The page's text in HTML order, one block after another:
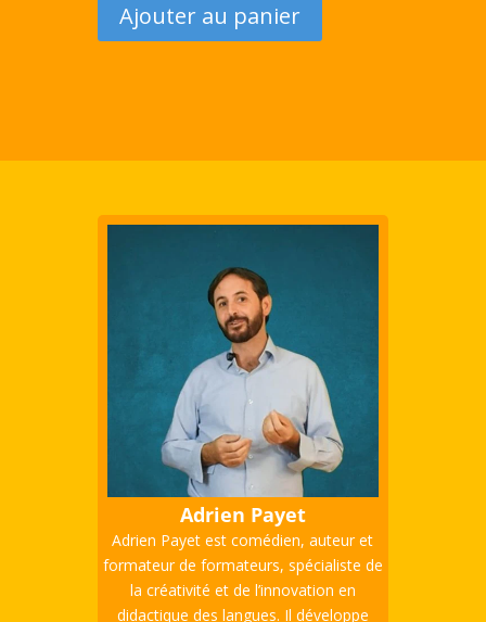
Ajouter au panier
Adrien Payet
Adrien Payet est comédien, auteur et
formateur de formateurs, spécialiste de
la créativité et de l’innovation en
didactique des langues. Il développe